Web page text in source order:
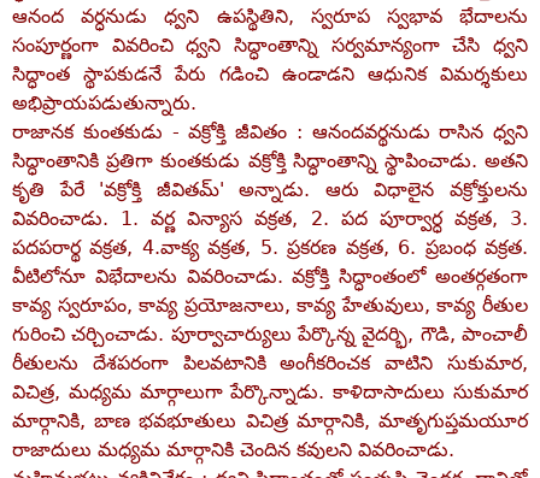
ఆనంద వర్ధనుడు ధ్వని ఉపస్థితిని, స్వరూప స్వభావ భేదాలను
సంపూర్ణంగా వివరించి ధ్వని సిద్ధాంతాన్ని సర్వమాన్యంగా చేసి ధ్వని
సిద్ధాంత స్థాపకుడనే పేరు గడించి ఉండాడని ఆధునిక విమర్శకులు
అభిప్రాయపడుతున్నారు.
రాజానక కుంతకుడు - వక్రోక్తి జీవితం : ఆనందవర్థనుడు రాసిన ధ్వని
సిద్ధాంతానికి ప్రతిగా కుంతకుడు వక్రోక్తి సిద్ధాంతాన్ని స్థాపించాడు. అతని
కృతి పేరే 'వక్రోక్తి జీవితమ్‌' అన్నాడు. ఆరు విధాలైన వక్రోక్తులను
వివరించాడు. 1. వర్ణ విన్యాస వక్రత, 2. పద పూర్వార్ధ వక్రత, 3.
పదపరార్థ వక్రత, 4.వాక్య వక్రత, 5. ప్రకరణ వక్రత, 6. ప్రబంధ వక్రత.
వీటిలోనూ విభేదాలను వివరించాడు. వక్రోక్తి సిద్ధాంతంలో అంతర్గతంగా
కావ్య స్వరూపం, కావ్య ప్రయోజనాలు, కావ్య హేతువులు, కావ్య రీతుల
గురించి చర్చించాడు. పూర్వాచార్యులు పేర్కొన్న వైదర్భి, గౌడి, పాంచాలీ
రీతులను దేశపరంగా పిలవటానికి అంగీకరించక వాటిని సుకుమార,
విచిత్ర, మధ్యమ మార్గాలుగా పేర్కొన్నాడు. కాళిదాసాదులు సుకుమార
మార్గానికి, బాణ భవభూతులు విచిత్ర మార్గానికి, మాతృగుప్తమయూర
రాజాదులు మధ్యమ మార్గానికి చెందిన కవులని వివరించాడు.